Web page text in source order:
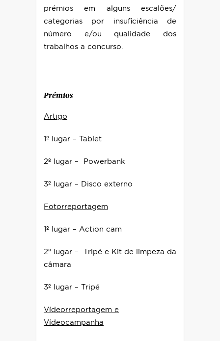
prémios em alguns escalões/
categorias por insuficiência de
número e/ou qualidade dos
trabalhos a concurso.
Prémios
Artigo
1º lugar – Tablet
2º lugar – Powerbank
3º lugar – Disco externo
Fotorreportagem
1º lugar – Action cam
2º lugar – Tripé e Kit de limpeza da
câmara
3º lugar – Tripé
Vídeorreportagem e
Vídeocampanha